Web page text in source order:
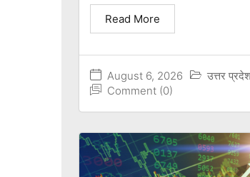
August 6, 2026
उत्तर
Comment (0)
Read More